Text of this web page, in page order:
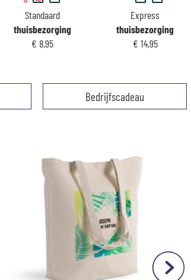
Standaard
thuisbezorging
€ 8,95
Express
thuisbezorging
€ 14,95
Bedrijfscadeau